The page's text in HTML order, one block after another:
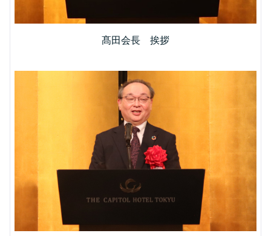
髙田会長 挨拶